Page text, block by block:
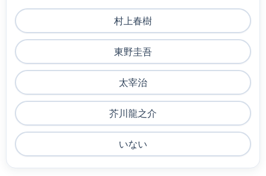
村上春樹
東野圭吾
太宰治
芥川龍之介
いない